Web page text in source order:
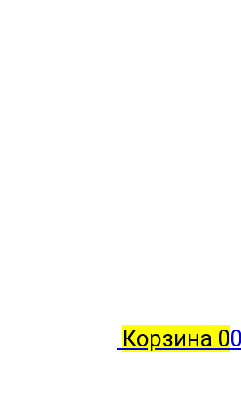
Корзина 0